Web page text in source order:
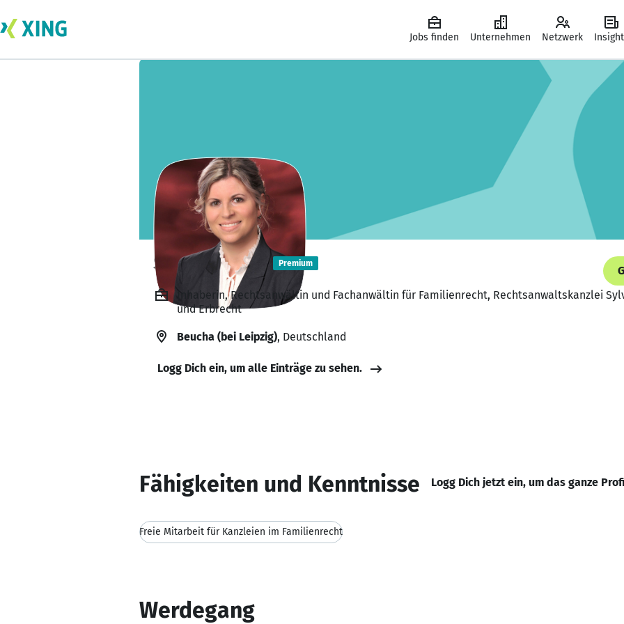
Jobs finden Unternehmen Netzwerk
Sylvia Weiße Premium
Inhaberin, Rechtsanwältin und Fachanwältin für Familienrecht, Rechtsanwaltskanzlei
und Erbrecht
Beucha (bei Leipzig), Deutschland
Logg Dich ein, um alle Einträge zu sehen.
Fähigkeiten und Kenntnisse Logg Dich jetzt ein, um das ganze
Freie Mitarbeit für Kanzleien im Familienrecht
Werdegang